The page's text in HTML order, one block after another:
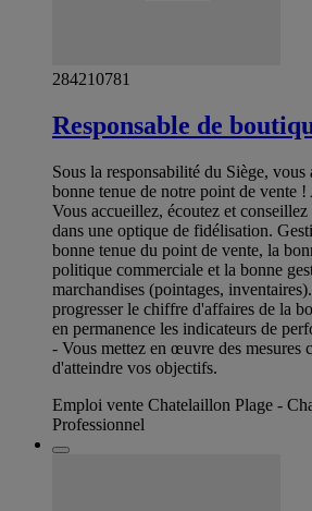
284210781
Responsable de
Sous la responsabilité du Siège, vous
bonne tenue de notre point de vente
Vous accueillez, écoutez et
dans une optique de fidélisation.
bonne tenue du point de vente, la
politique commerciale et la bonne
marchandises (pointages,
progresser le chiffre d'affaires de la
en permanence les indicateurs de
- Vous mettez en œuvre des mesures
d'atteindre vos objectifs.
Emploi vente Chatelaillon Plage -
Professionnel